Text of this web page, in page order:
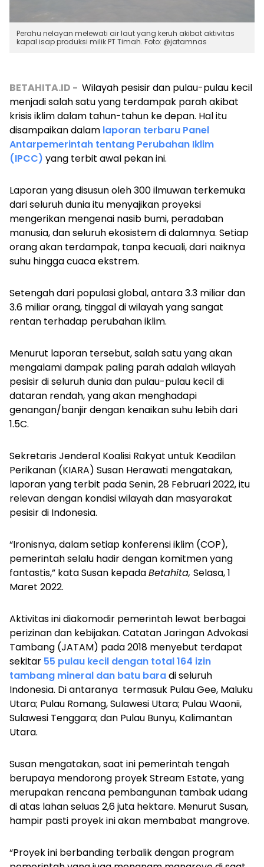
Perahu nelayan melewati air laut yang keruh akibat aktivitas
kapal isap produksi milik PT Timah. Foto: @jatamnas
BETAHITA.ID - Wilayah pesisir dan pulau-pulau kecil
menjadi salah satu yang terdampak parah akibat
krisis iklim dalam tahun-tahun ke depan. Hal itu
disampaikan dalam laporan terbaru Panel
Antarpemerintah tentang Perubahan Iklim
(IPCC) yang terbit awal pekan ini.
Laporan yang disusun oleh 300 ilmuwan terkemuka
dari seluruh dunia itu menyajikan proyeksi
mengerikan mengenai nasib bumi, peradaban
manusia, dan seluruh ekosistem di dalamnya. Setiap
orang akan terdampak, tanpa kecuali, dari naiknya
suhu hingga cuaca ekstrem.
Setengah dari populasi global, antara 3.3 miliar dan
3.6 miliar orang, tinggal di wilayah yang sangat
rentan terhadap perubahan iklim.
Menurut laporan tersebut, salah satu yang akan
mengalami dampak paling parah adalah wilayah
pesisir di seluruh dunia dan pulau-pulau kecil di
dataran rendah, yang akan menghadapi
genangan/banjir dengan kenaikan suhu lebih dari
1.5C.
Sekretaris Jenderal Koalisi Rakyat untuk Keadilan
Perikanan (KIARA) Susan Herawati mengatakan,
laporan yang terbit pada Senin, 28 Februari 2022, itu
relevan dengan kondisi wilayah dan masyarakat
pesisir di Indonesia.
“Ironisnya, dalam setiap konferensi iklim (COP),
pemerintah selalu hadir dengan komitmen yang
fantastis,” kata Susan kepadaBetahita, Selasa, 1
Maret 2022.
Aktivitas ini diakomodir pemerintah lewat berbagai
perizinan dan kebijakan. Catatan Jaringan Advokasi
Tambang (JATAM) pada 2018 menyebut terdapat
sekitar 55 pulau kecil dengan total 164 izin
tambang mineral dan batu baradi seluruh
Indonesia. Di antaranya termasuk Pulau Gee, Maluku
Utara; Pulau Romang, Sulawesi Utara; Pulau Waonii,
Sulawesi Tenggara; dan Pulau Bunyu, Kalimantan
Utara.
Susan mengatakan, saat ini pemerintah tengah
berupaya mendorong proyek Stream Estate, yang
merupakan rencana pembangunan tambak udang
di atas lahan seluas 2,6 juta hektare. Menurut Susan,
hampir pasti proyek ini akan membabat mangrove.
“Proyek ini berbanding terbalik dengan program